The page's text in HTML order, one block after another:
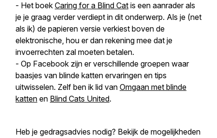
- Het boek Caring for a Blind Cat is een aanrader als
je je graag verder verdiept in dit onderwerp. Als je (net
als ik) de papieren versie verkiest boven de
elektronische, hou er dan rekening mee dat je
invoerrechten zal moeten betalen.
- Op Facebook zijn er verschillende groepen waar
baasjes van blinde katten ervaringen en tips
uitwisselen. Zelf ben ik lid van Omgaan met blinde
katten en Blind Cats United.
Heb je gedragsadvies nodig? Bekijk de mogelijkheden